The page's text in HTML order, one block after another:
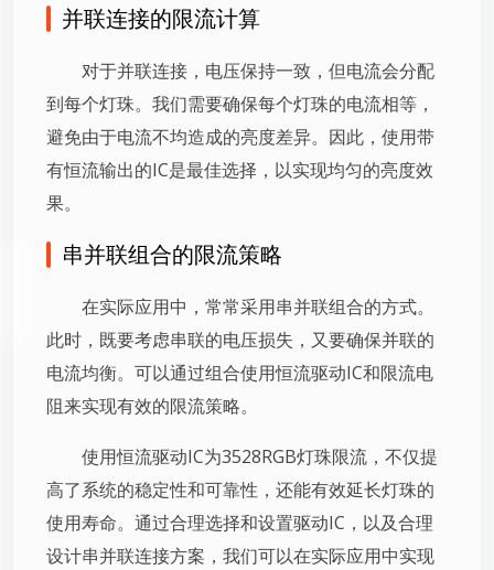
并联连接的限流计算
对于并联连接，电压保持一致，但电流会分配
到每个灯珠。我们需要确保每个灯珠的电流相等，
避免由于电流不均造成的亮度差异。因此，使用带
有恒流输出的IC是最佳选择，以实现均匀的亮度效
果。
串并联组合的限流策略
在实际应用中，常常采用串并联组合的方式。
此时，既要考虑串联的电压损失，又要确保并联的
电流均衡。可以通过组合使用恒流驱动IC和限流电
阻来实现有效的限流策略。
使用恒流驱动IC为3528RGB灯珠限流，不仅提
高了系统的稳定性和可靠性，还能有效延长灯珠的
使用寿命。通过合理选择和设置驱动IC，以及合理
设计串并联连接方案，我们可以在实际应用中实现